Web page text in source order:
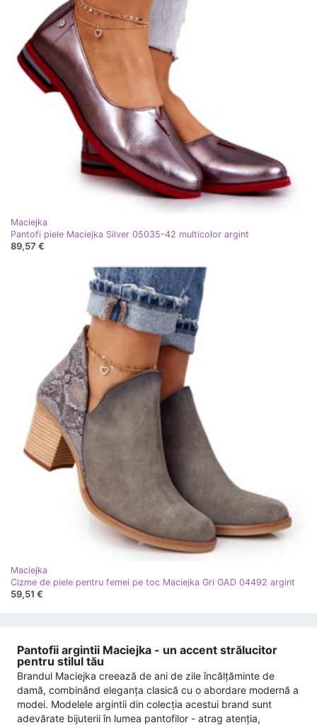
Maciejka
Pantofi piele Maciejka Silver 05035-42 multicolor argint
89,57 €
Maciejka
Cizme de piele pentru femei pe toc Maciejka Gri GAD 04492 argint
59,51 €
Pantofii argintii Maciejka - un accent strălucitor
pentru stilul tău
Brandul Maciejka creează de ani de zile încălțăminte de
damă, combinând eleganța clasică cu o abordare modernă a
modei. Modelele argintii din colecția acestui brand sunt
adevărate bijuterii în lumea pantofilor - atrag atenția,